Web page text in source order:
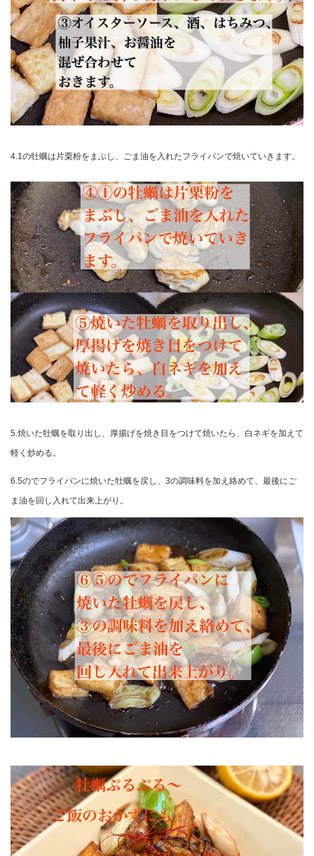
4.1の牡蠣は片栗粉をまぶし、ごま油を入れたフライパンで焼いていきます。
5.焼いた牡蠣を取り出し、厚揚げを焼き目をつけて焼いたら、白ネギを加えて
軽く炒める。
6.5のでフライパンに焼いた牡蠣を戻し、3の調味料を加え絡めて、最後にご
ま油を回し入れて出来上がり。